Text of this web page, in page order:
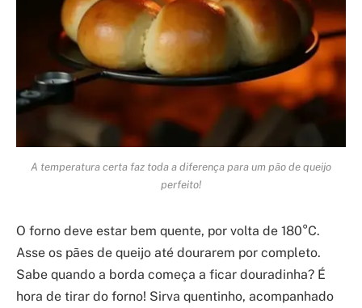
A temperatura certa faz toda a diferença para um pão de queijo
perfeito!
O forno deve estar bem quente, por volta de 180°C.
Asse os pães de queijo até dourarem por completo.
Sabe quando a borda começa a ficar douradinha? É
hora de tirar do forno! Sirva quentinho, acompanhado